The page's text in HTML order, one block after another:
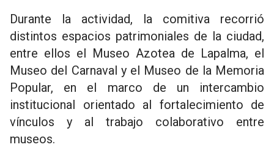
Durante la actividad, la comitiva recorrió
distintos espacios patrimoniales de la ciudad,
entre ellos el Museo Azotea de Lapalma, el
Museo del Carnaval y el Museo de la Memoria
Popular, en el marco de un intercambio
institucional orientado al fortalecimiento de
vínculos y al trabajo colaborativo entre
museos.